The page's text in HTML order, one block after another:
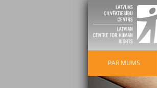
PAR MUMS